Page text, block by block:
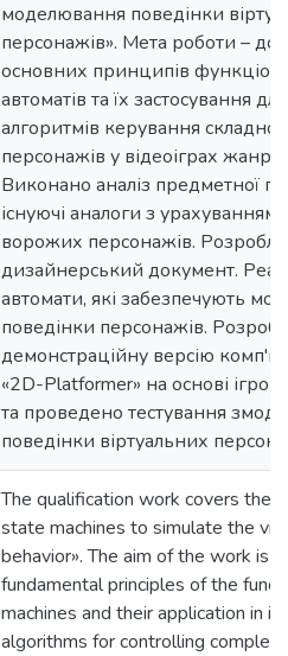
моделювання поведінки
персонажів». Мета роботи –
основних принципів
автоматів та їх застосування для
алгоритмів керування
персонажів у відеоіграх
Виконано аналіз предметної
існуючі аналоги з
ворожих персонажів.
дизайнерський документ.
автомати, які забезпечують
поведінки персонажів.
демонстраційну версію
«2D-Platformer» на основі
та проведено тестування
поведінки віртуальних
The qualification work covers the
state machines to simulate the
behavior». The aim of the work is
fundamental principles of the
machines and their application in
algorithms for controlling complex